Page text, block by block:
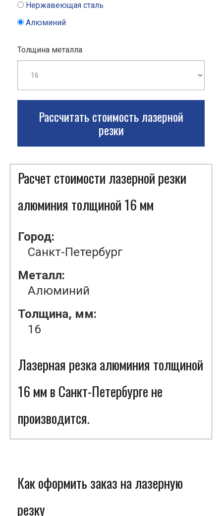
Нержавеющая сталь
Алюминий
Толщина металла
Рассчитать стоимость лазерной
резки
Расчет стоимости лазерной резки
алюминия толщиной 16 мм
Город:
Санкт-Петербург
Металл:
Алюминий
Толщина, мм:
16
Лазерная резка алюминия толщиной
16 мм в Санкт-Петербурге не
производится.
Как оформить заказ на лазерную
резку